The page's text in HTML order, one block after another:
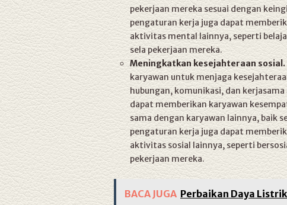
pekerjaan mereka sesuai dengan
pengaturan kerja juga dapat
aktivitas mental lainnya, seperti
sela pekerjaan mereka.
Meningkatkan kesejahteraan sosial.
karyawan untuk menjaga
hubungan, komunikasi, dan
dapat memberikan karyawan
sama dengan karyawan lainnya, baik
pengaturan kerja juga dapat
aktivitas sosial lainnya, seperti
pekerjaan mereka.
BACA JUGA Perbaikan Daya